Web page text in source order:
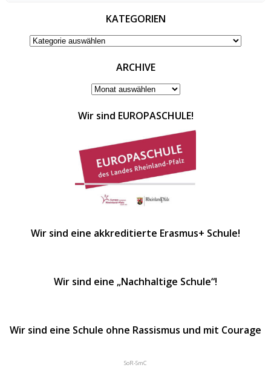
KATEGORIEN
KATEGORIEN
ARCHIVE
ARCHIVE
Wir sind EUROPASCHULE!
Wir sind eine akkreditierte Erasmus+ Schule!
Wir sind eine „Nachhaltige Schule“!
Wir sind eine Schule ohne Rassismus und mit Courage
SoR-SmC